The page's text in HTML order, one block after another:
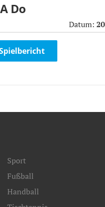
Do
Datum:
Sport
Fußball
Handball